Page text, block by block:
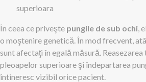
superioara
În ceea ce priveşte pungile de sub ochi,
o moştenire genetică. În mod frecvent,
sunt afectaţi în egală măsură.
pleoapelor superioare şi îndepartarea
întineresc vizibil orice pacient.